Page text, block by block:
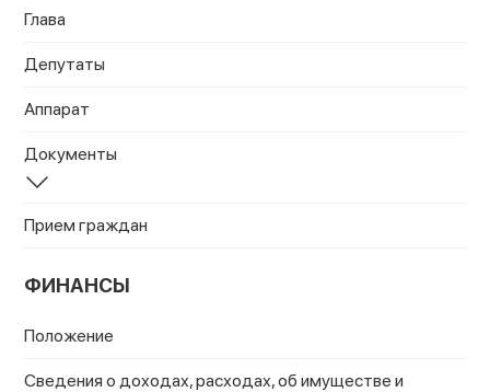
Глава
Депутаты
Аппарат
Документы
Прием граждан
ФИНАНСЫ
Положение
Сведения о доходах, расходах, об имуществе и